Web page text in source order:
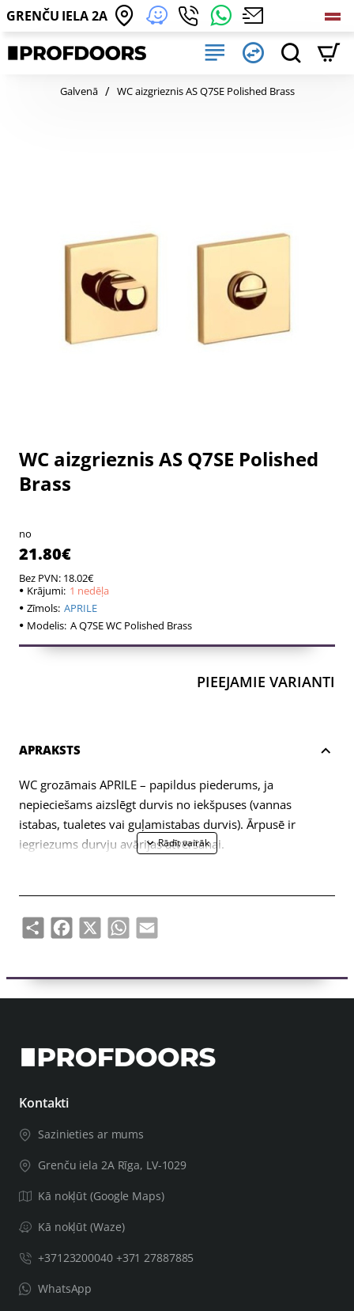
GRENČU IELA 2A
GalvenāhomeWC aizgrieznis AS Q7SE Polished Brass
1 nedēļa
1 nedēļa
WC aizgrieznis AS Q7SE Polished
Brass
no
21.80€
Bez PVN: 18.02€
Krājumi: 1 nedēļa
Zīmols: APRILE
Modelis: A Q7SE WC Polished Brass
PIEEJAMIE VARIANTI
APRAKSTS
WC grozāmais APRILE – papildus piederums, ja
nepieciešams aizslēgt durvis no iekšpuses (vannas
istabas, tualetes vai guļamistabas durvis). Ārpusē ir
iegriezums durvju avārijas atvēršanai.
izgatavot 6x6mm, izmantojot reduktoru). Grozāmais ir
aprīkots ar 7 mm biezām metāla rozetēm.
Komplektā ietilpst:
– divi adapteri ar 7 mm biezām apdares rozetēm;
– 1 sešstūra skrūve un 3 mm sešstūra atslēga;
Ja Jūsu durvju vērtne būs biezāka par 44mm, Jums būs
svarīgu saistīto informāciju atstājiet pasūtījuma piezīmēs,
tai skaitā durvju vērtnes biezumu. Pēc Jūsu sniegtās
nokomplektēt preci vajadzīgā biezuma durvīm.
Share Facebook
X WhatsApp
Email
Kontakti
Sazinieties ar mums
Grenču iela 2A Rīga, LV-1029
Kā nokļūt (Google Maps)
Kā nokļūt (Waze)
+37123200040 +371 27887885
WhatsApp